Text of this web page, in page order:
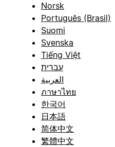
Norsk
Português (Brasil)
Suomi
Svenska
Tiếng Việt
עברית
العربية
ภาษาไทย
한국어
日本語
简体中文
繁體中文